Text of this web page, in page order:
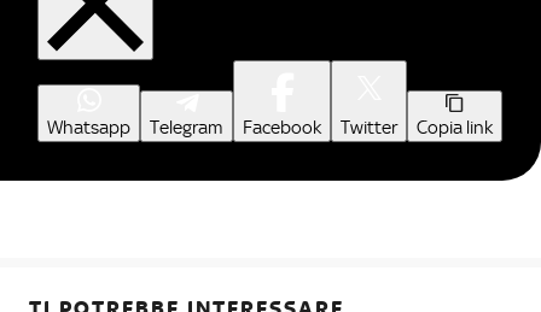
Whatsapp Telegram Facebook Twitter Copia link